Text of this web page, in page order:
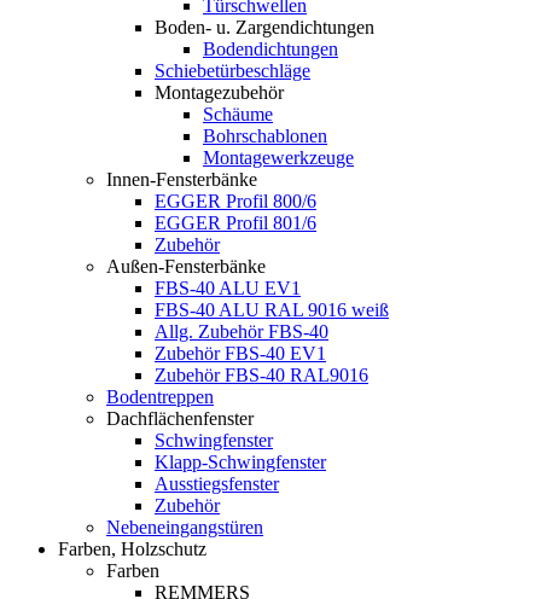
Türschwellen
Boden- u. Zargendichtungen
Bodendichtungen
Schiebetürbeschläge
Montagezubehör
Schäume
Bohrschablonen
Montagewerkzeuge
Innen-Fensterbänke
EGGER Profil 800/6
EGGER Profil 801/6
Zubehör
Außen-Fensterbänke
FBS-40 ALU EV1
FBS-40 ALU RAL 9016 weiß
Allg. Zubehör FBS-40
Zubehör FBS-40 EV1
Zubehör FBS-40 RAL9016
Bodentreppen
Dachflächenfenster
Schwingfenster
Klapp-Schwingfenster
Ausstiegsfenster
Zubehör
Nebeneingangstüren
Farben, Holzschutz
Farben
REMMERS